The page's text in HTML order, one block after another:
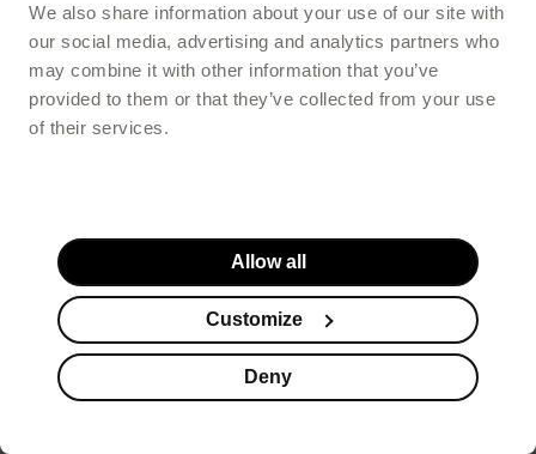
We also share information about your use of our site with
our social media, advertising and analytics partners who
may combine it with other information that you’ve
provided to them or that they’ve collected from your use
of their services.
Allow all
Customize
Deny